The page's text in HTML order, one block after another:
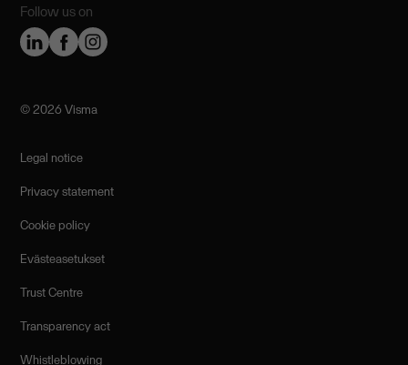
Follow us on
©️ 2026 Visma
Legal notice
Privacy statement
Cookie policy
Evästeasetukset
Trust Centre
Transparency act
Whistleblowing